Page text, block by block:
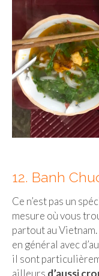
12. Banh
Ce n’est pas un
mesure où vous
partout au
en général avec
il sont
ailleurs d’aussi